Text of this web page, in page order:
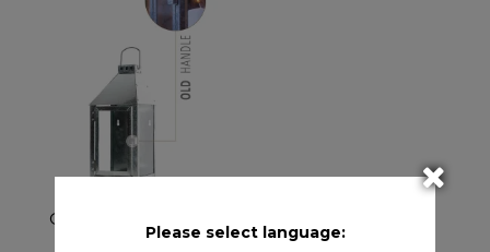
Galvaniseret Midi
VæglanternePlease select language: